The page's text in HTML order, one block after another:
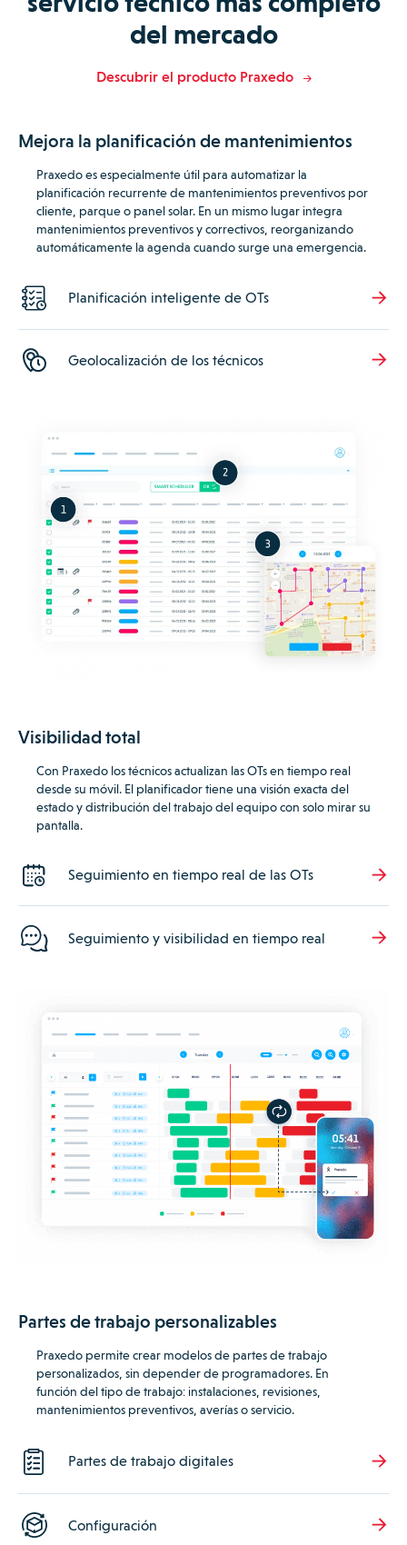
del mercado
Descubrir el producto Praxedo
Mejora la planificación de mantenimientos
Praxedo es especialmente útil para automatizar la
planificación recurrente de mantenimientos preventivos por
cliente, parque o panel solar. En un mismo lugar integra
mantenimientos preventivos y correctivos, reorganizando
automáticamente la agenda cuando surge una emergencia.
Planificación inteligente de OTs
Geolocalización de los técnicos
Visibilidad total
Con Praxedo los técnicos actualizan las OTs en tiempo real
desde su móvil. El planificador tiene una visión exacta del
estado y distribución del trabajo del equipo con solo mirar su
pantalla.
Seguimiento en tiempo real de las OTs
Seguimiento y visibilidad en tiempo real
Partes de trabajo personalizables
Praxedo permite crear modelos de partes de trabajo
personalizados, sin depender de programadores. En
función del tipo de trabajo: instalaciones, revisiones,
mantenimientos preventivos, averías oservicio.
Partes de trabajo digitales
Configuración